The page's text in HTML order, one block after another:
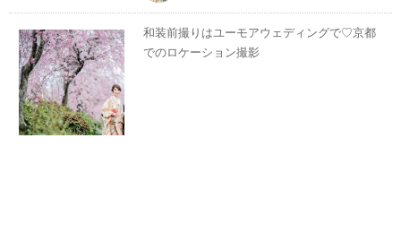
和装前撮りはユーモアウェディングで♡京都
でのロケーション撮影